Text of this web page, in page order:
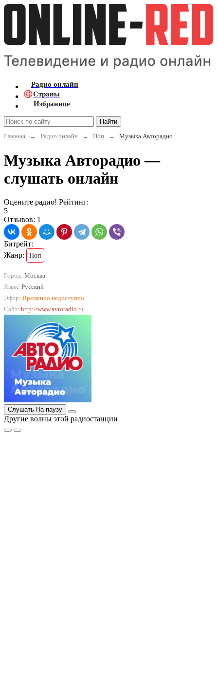
Радио онлайн
Страны
Избранное
Найти
Главная
→ Радио онлайн → Поп → Музыка Авторадио
Музыка Авторадио —
слушать онлайн
Оцените радио! Рейтинг:
5
Отзывов: 1
Битрейт:
Жанр:
Поп
Город: Москва
Язык: Русский
Эфир: Временно недоступно
Сайт: http://www.avtoradio.ru
Слушать На паузу
Другие волны этой радиостанции